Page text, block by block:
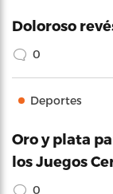
Doloroso
0
Deportes
Oro y plata
los Juegos
0